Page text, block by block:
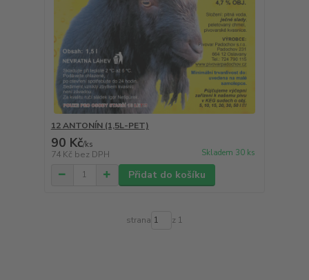
12 ANTONÍN (1,5L-PET)
90 Kč/ks
74 Kč bez DPH Skladem 30 ks
Přidat do košíku
strana z 1